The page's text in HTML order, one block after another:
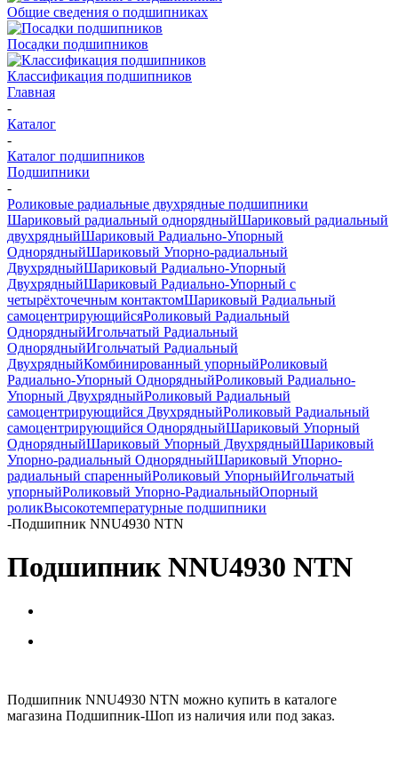
Общие сведения о подшипниках
Посадки подшипников
Классификация подшипников
Главная
-
Каталог
-
Каталог подшипников
Подшипники
-
Роликовые радиальные двухрядные подшипники
Шариковый радиальный однорядныйШариковый радиальный
двухрядныйШариковый Радиально-Упорный
ОднорядныйШариковый Упорно-радиальный
ДвухрядныйШариковый Радиально-Упорный
ДвухрядныйШариковый Радиально-Упорный с
четырёхточечным контактомШариковый Радиальный
самоцентрирующийсяРоликовый Радиальный
ОднорядныйИгольчатый Радиальный
ОднорядныйИгольчатый Радиальный
ДвухрядныйКомбинированный упорныйРоликовый
Радиально-Упорный ОднорядныйРоликовый Радиально-
Упорный ДвухрядныйРоликовый Радиальный
самоцентрирующийся ДвухрядныйРоликовый Радиальный
самоцентрирующийся ОднорядныйШариковый Упорный
ОднорядныйШариковый Упорный ДвухрядныйШариковый
Упорно-радиальный ОднорядныйШариковый Упорно-
радиальный спаренныйРоликовый УпорныйИгольчатый
упорныйРоликовый Упорно-РадиальныйОпорный
роликВысокотемпературные подшипники
-Подшипник NNU4930 NTN
Подшипник NNU4930 NTN
Подшипник NNU4930 NTN можно купить в каталоге
магазина Подшипник-Шоп из наличия или под заказ.